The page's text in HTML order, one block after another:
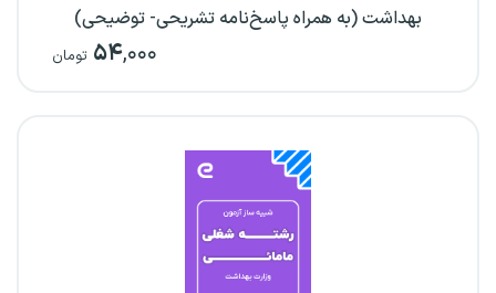
بهداشت (به همراه پاسخ‌نامه تشریحی- توضیحی)
۵۴,۰۰۰ تومان